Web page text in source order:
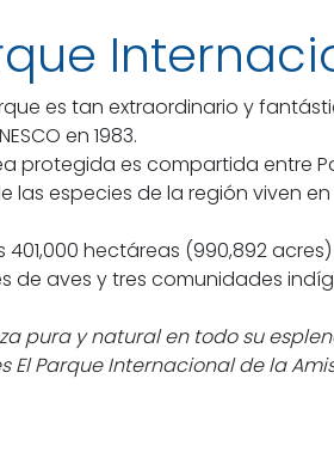
es tan extraordinario y
en 1983.
protegida es compartida entre
las especies de la región viven
401,000 hectáreas (990,892
de aves y tres comunidades
pura y natural en todo su
El Parque Internacional de la